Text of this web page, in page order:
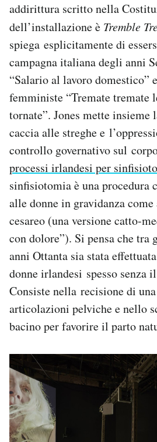
addirittura scritto nella
dell’installazione è Tremble
spiega esplicitamente di
campagna italiana degli anni
“Salario al lavoro domestico”
femministe “Tremate tremate
tornate”. Jones mette insieme
caccia alle streghe e
controllo governativo sul
processi irlandesi per
sinfisiotomia è una procedura
alle donne in gravidanza
cesareo (una versione catto-
con dolore”). Si pensa che
anni Ottanta sia stata
donne irlandesi spesso senza
Consiste nella recisione di
articolazioni pelviche e nello
bacino per favorire il parto